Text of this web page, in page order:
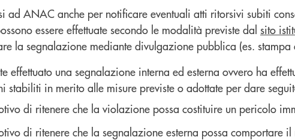
ad ANAC anche per notificare eventuali atti ritorsivi subiti
essere effettuate secondo le modalità previste dal sito
la segnalazione mediante divulgazione pubblica (es.
effettuato una segnalazione interna ed esterna ovvero ha
stabiliti in merito alle misure previste o adottate per dare
di ritenere che la violazione possa costituire un pericolo
di ritenere che la segnalazione esterna possa comportare